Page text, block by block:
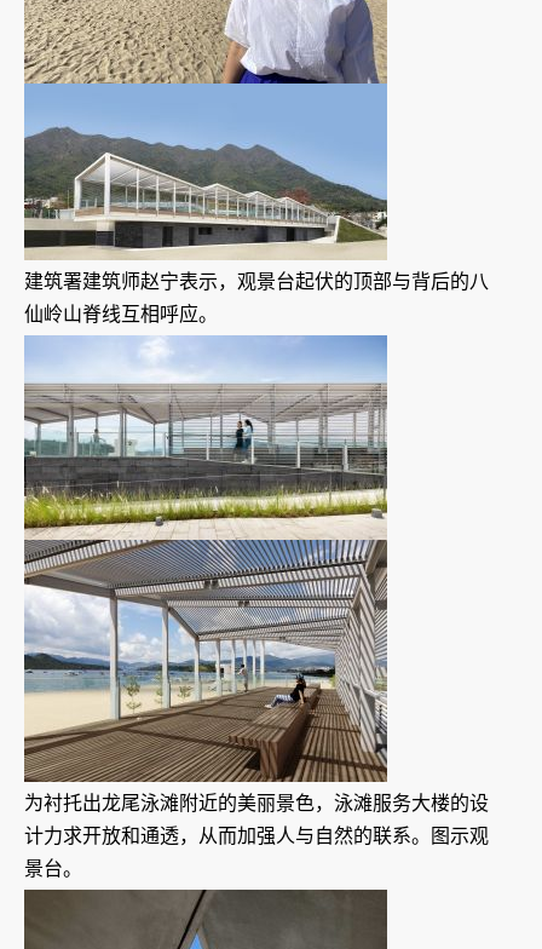
建筑署建筑师赵宁表示，观景台起伏的顶部与背后的八
仙岭山脊线互相呼应。
为衬托出龙尾泳滩附近的美丽景色，泳滩服务大楼的设
计力求开放和通透，从而加强人与自然的联系。图示观
景台。